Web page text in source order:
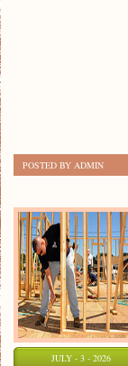
POSTED BY ADMIN
JULY - 3 - 2026